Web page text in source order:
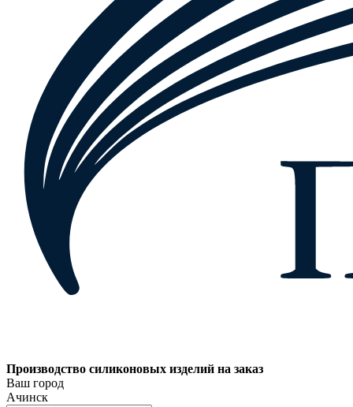
Производство силиконовых изделий на заказ
Ваш город
Ачинск